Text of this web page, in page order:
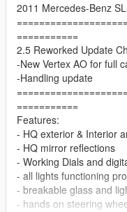
2011 Mercedes-Benz
===========
2.5 Reworked Update
-New Vertex AO for full
-Handling update
===========
Features:
- HQ exterior & Interior
- HQ mirror reflections
- Working Dials and
- all lights functioning
- breakable glass and
- hands on steering